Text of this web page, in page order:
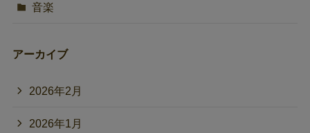
音楽
アーカイブ
2026年2月
2026年1月